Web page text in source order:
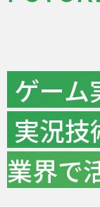
ゲーム
実況技
業界で